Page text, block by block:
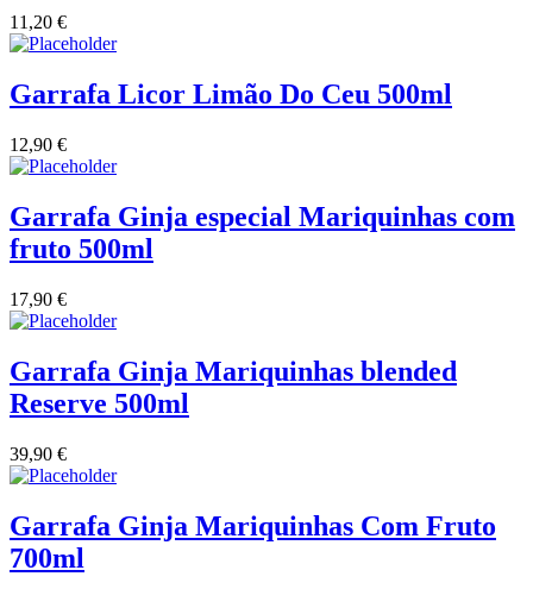
Quinta do Sobreiró Trás-os -Montes
Quinta Dos Termos - Beira Interior
Quinta José Rodrigues - Humanitas
Sem categoria
Tapada de Coelheiros - Alentejo
11,20 €
Garrafa Licor Limão Do Ceu 500ml
12,90 €
Garrafa Ginja especial Mariquinhas com
fruto 500ml
17,90 €
Garrafa Ginja Mariquinhas blended
Reserve 500ml
39,90 €
Garrafa Ginja Mariquinhas Com Fruto
700ml